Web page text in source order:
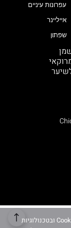
עפרונות עיניים
אייליינר
שפתון
לידיעתכם, האתר עושה שימוש בקובצי עוגיות - Cookies ובטכנולוגיות